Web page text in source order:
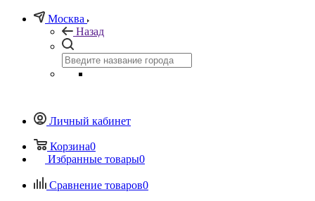
Москва
Назад
Личный кабинет
Корзина0
Избранные товары0
Сравнение товаров0